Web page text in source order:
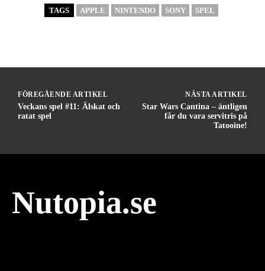
TAGS APPLE NINTENDO SONY SPEL
FÖREGÅENDE ARTIKEL
Veckans spel #11: Älskat och
ratat spel
NÄSTA ARTIKEL
Star Wars Cantina – äntligen
får du vara servitris på
Tatooine!
Nutopia.se